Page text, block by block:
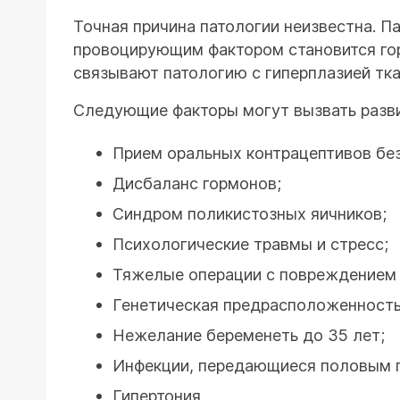
Точная причина патологии неизвестна.
провоцирующим фактором становится
связывают патологию с гиперплазией
Следующие факторы могут вызвать
Прием оральных контрацептивов
Дисбаланс гормонов;
Синдром поликистозных яичников;
Психологические травмы и стресс;
Тяжелые операции с
Генетическая
Нежелание беременеть до 35 лет;
Инфекции, передающиеся половым
Гипертония.